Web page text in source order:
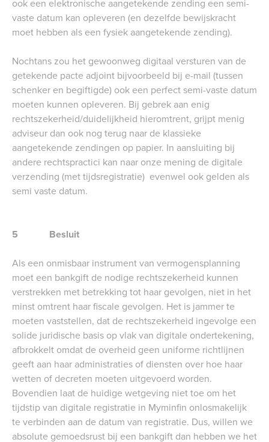
ook een elektronische aangetekende zending een semi-
vaste datum kan opleveren (en dezelfde bewijskracht
moet hebben als een fysiek aangetekende zending).
Nochtans zou het gewoonweg digitaal versturen van de
getekende pacte adjoint bijvoorbeeld bij e-mail (tussen
schenker en begiftigde) ook een perfect semi-vaste datum
moeten kunnen opleveren. Bij gebrek aan enig
rechtszekerheid/duidelijkheid hieromtrent, grijpt menig
adviseur dan ook nog terug naar de klassieke
aangetekende zendingen op papier. In aansluiting bij
andere rechtspractici kan naar onze mening de digitale
verzending (met tijdsregistratie) evenwel ook gelden als
semi vaste datum.
5 Besluit
Als een onmisbaar instrument van vermogensplanning
moet een bankgift de nodige rechtszekerheid kunnen
verstrekken met betrekking tot haar gevolgen, niet in het
minst omtrent haar fiscale gevolgen. Het is jammer te
moeten vaststellen, dat de rechtszekerheid ingevolge een
solide juridische basis op vlak van digitale ondertekening,
afbrokkelt omdat de overheid geen uniforme richtlijnen
geeft aan haar administraties of diensten over hoe haar
wetten of decreten moeten uitgevoerd worden.
Bovendien laat de huidige wetgeving niet toe om het
tijdstip van digitale registratie in Myminfin onlosmakelijk
te verbinden aan de datum van registratie. Dus, willen we
absolute gemoedsrust bij een bankgift dan hebben we het